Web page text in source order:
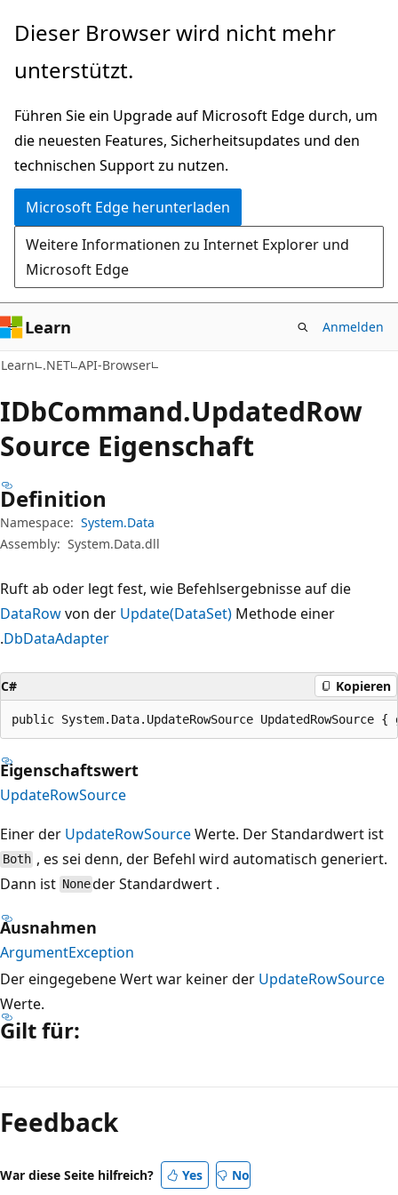
Zu
wechseln
Zur
springen
Dieser Browser wird nicht mehr
unterstützt.
Führen Sie ein Upgrade auf Microsoft Edge durch, um
die neuesten Features, Sicherheitsupdates und den
technischen Support zu nutzen.
Microsoft Edge herunterladen
Weitere Informationen zu Internet Explorer und
Microsoft Edge
Learn Anmelden
Learn .NET API-Browser
IDbCommand.UpdatedRow
Source Eigenschaft
Definition
Namespace: System.Data
Assembly: System.Data.dll
Ruft ab oder legt fest, wie Befehlsergebnisse auf die
DataRowvon der Update(DataSet) Methode einer
.DbDataAdapter
C# Kopieren
public System.Data.UpdateRowSource
Eigenschaftswert
UpdateRowSource
Einer der UpdateRowSourceWerte. Der Standardwert ist
Both , es sei denn, der Befehl wird automatisch generiert.
Dann ist Noneder Standardwert .
Ausnahmen
ArgumentException
Der eingegebene Wert war keiner der UpdateRowSource
Werte.
Gilt für:
deaktiviert
Feedback
War diese Seite hilfreich? Yes No